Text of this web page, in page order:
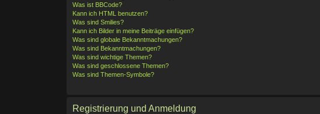
Was ist BBCode?
Kann ich HTML benutzen?
Was sind Smilies?
Kann ich Bilder in meine Beiträge einfügen?
Was sind globale Bekanntmachungen?
Was sind Bekanntmachungen?
Was sind wichtige Themen?
Was sind geschlossene Themen?
Was sind Themen-Symbole?
Registrierung und Anmeldung